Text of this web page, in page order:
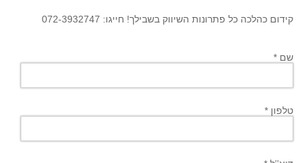
קידום כהלכה כל פתרונות השיווק בשבילך! חייגו: 072-3932747
שם *
טלפון *